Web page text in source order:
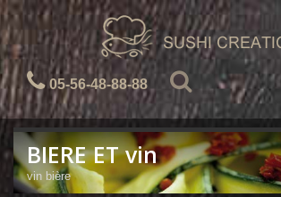
05-56-48-88-88
BIERE ET vin
vin bière